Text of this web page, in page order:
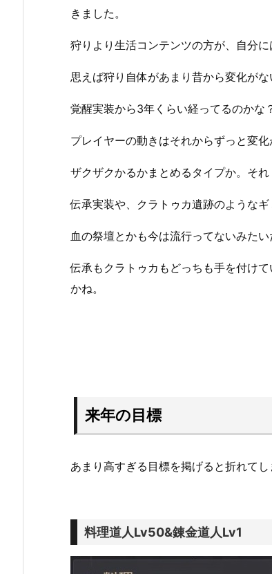
きました。
狩りより生活コンテンツの方が、自分に
思えば狩り自体があまり昔から変化がな
覚醒実装から3年くらい経ってるのかな
プレイヤーの動きはそれからずっと変
ザクザクかるかまとめるタイプか。それ
伝承実装や、クラトゥカ遺跡のような
血の祭壇とかも今は流行ってないみた
伝承もクラトゥカもどっちも手を付け
かね。
来年の目標
あまり高すぎる目標を掲げると折れて
料理道人Lv50&錬金道人Lv1